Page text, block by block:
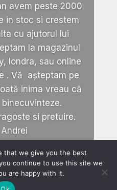
avem peste 2000
in stoc si crestem
cu ajutorul lui
la magazinul
londra, sau online
. Vă așteptam pe
inima vreau că
si pretuire.
that we give you the best
continue to use this site we
are happy with it.